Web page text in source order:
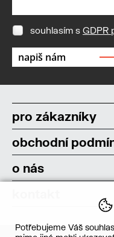
souhlasím s GDPR
pro zákazníky
obchodní
o nás
Potřebujeme Váš